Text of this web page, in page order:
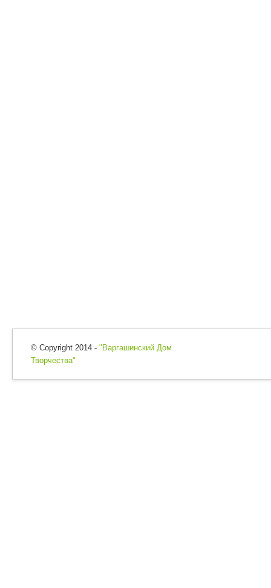
© Copyright 2014 - "Варгашинский Дом
Творчества"